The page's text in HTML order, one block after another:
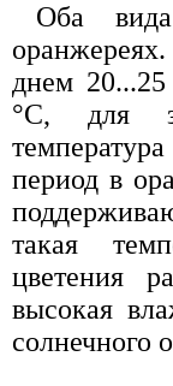
Оба
днем
°С, для
период в
такая
цветения
высокая
солнечного